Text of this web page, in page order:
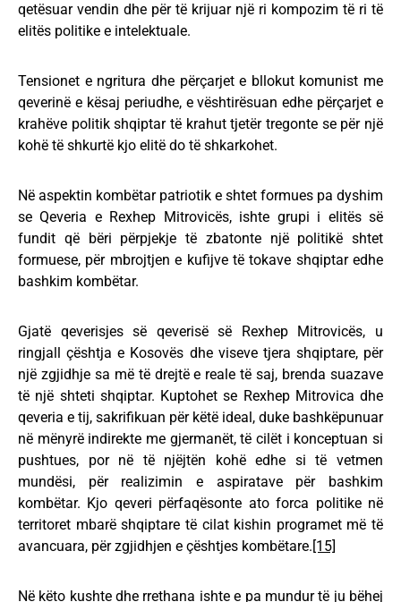
qetësuar vendin dhe për të krijuar një ri kompozim të ri të
elitës politike e intelektuale.
Tensionet e ngritura dhe përçarjet e bllokut komunist me
qeverinë e kësaj periudhe, e vështirësuan edhe përçarjet e
krahëve politik shqiptar të krahut tjetër tregonte se për një
kohë të shkurtë kjo elitë do të shkarkohet.
Në aspektin kombëtar patriotik e shtet formues pa dyshim
se Qeveria e Rexhep Mitrovicës, ishte grupi i elitës së
fundit që bëri përpjekje të zbatonte një politikë shtet
formuese, për mbrojtjen e kufijve të tokave shqiptar edhe
bashkim kombëtar.
Gjatë qeverisjes së qeverisë së Rexhep Mitrovicës, u
ringjall çështja e Kosovës dhe viseve tjera shqiptare, për
një zgjidhje sa më të drejtë e reale të saj, brenda suazave
të një shteti shqiptar. Kuptohet se Rexhep Mitrovica dhe
qeveria e tij, sakrifikuan për këtë ideal, duke bashkëpunuar
në mënyrë indirekte me gjermanët, të cilët i konceptuan si
pushtues, por në të njëjtën kohë edhe si të vetmen
mundësi, për realizimin e aspiratave për bashkim
kombëtar. Kjo qeveri përfaqësonte ato forca politike në
territoret mbarë shqiptare të cilat kishin programet më të
avancuara, për zgjidhjen e çështjes kombëtare.[15]
Në këto kushte dhe rrethana ishte e pa mundur të ju bëhej